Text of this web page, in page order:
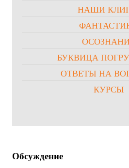
НАШИ
БУКВИЦА
ОТВЕТЫ НА
КУРСЫ
Обсуждение